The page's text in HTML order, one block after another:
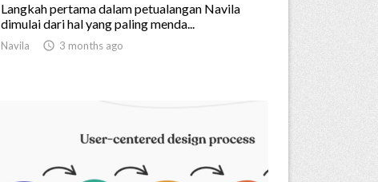
Langkah pertama dalam petualangan Navila
dimulai dari hal yang paling menda...
Navila  3 months ago